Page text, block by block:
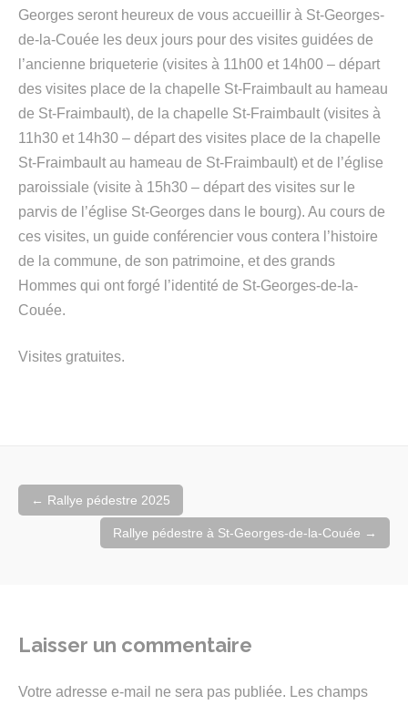
Georges seront heureux de vous accueillir à St-Georges-
de-la-Couée les deux jours pour des visites guidées de
l’ancienne briqueterie (visites à 11h00 et 14h00 – départ
des visites place de la chapelle St-Fraimbault au hameau
de St-Fraimbault), de la chapelle St-Fraimbault (visites à
11h30 et 14h30 – départ des visites place de la chapelle
St-Fraimbault au hameau de St-Fraimbault) et de l’église
paroissiale (visite à 15h30 – départ des visites sur le
parvis de l’église St-Georges dans le bourg). Au cours de
ces visites, un guide conférencier vous contera l’histoire
de la commune, de son patrimoine, et des grands
Hommes qui ont forgé l’identité de St-Georges-de-la-
Couée.
Visites gratuites.
Navigation
de
l'article
← Rallye pédestre 2025
Rallye pédestre à St-Georges-de-la-Couée →
Laisser un commentaire
Votre adresse e-mail ne sera pas publiée. Les champs